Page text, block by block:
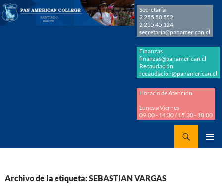
Secretaria
2 255 50 552
2 255 45 124
secretaria@panamerican.cl
Finanzas
finanzas@panamerican.cl
Recaudación
recaudacion@panamerican.cl
Horario de Atención
Lunes a Viernes
09.00 - 14.30 / 15.30 - 18.00
Archivo de la etiqueta: SEBASTIAN VARGAS